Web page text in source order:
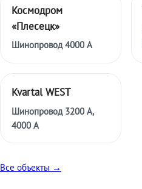
Космодром
«Плесецк»
Шинопровод 4000 А
Kvartal WEST
Шинопровод 3200 А,
4000 А
Все объекты →